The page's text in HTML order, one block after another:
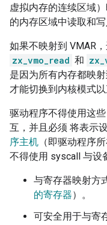
虚拟内存的连续区域
的内存区域中读取和写
如果不映射到 VMAR
zx_vmo_read 和
是因为所有内存都映
才能切换到内核模式
驱动程序不得使用这
互，并且必须 将表示
序主机 （即驱动程序
不得使用 syscall 与设
与寄存器映射方
的寄存器）。
可安全用于与寄